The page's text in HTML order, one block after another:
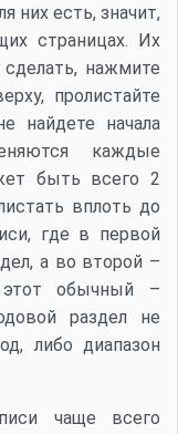
них есть, значит,
страницах. Их
нажмите
пролистайте
найдете начала
каждые
быть всего 2
вплоть до
где в первой
а во второй –
этот обычный –
раздел не
либо диапазон
чаще всего